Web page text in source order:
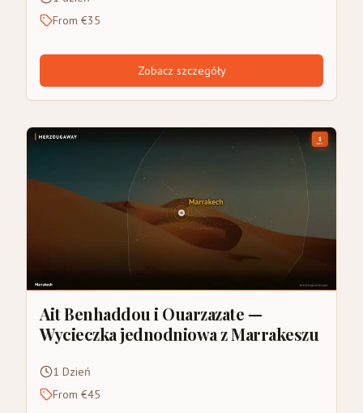
From €35
Zobacz szczegóły
Ait Benhaddou i Ouarzazate —
Wycieczka jednodniowa z Marrakeszu
1 Dzień
From €45